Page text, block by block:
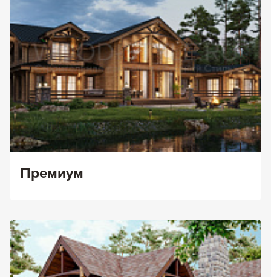
Премиум